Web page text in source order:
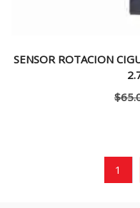
SENSOR ROTACION
$
1